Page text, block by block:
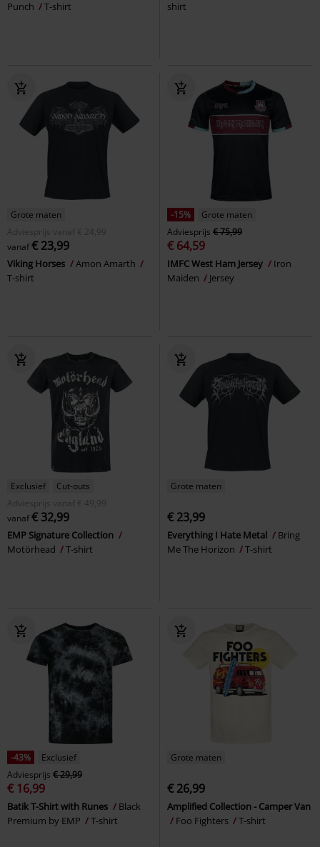
Punch T-shirt shirt
Grote maten
Adviesprijs
vanaf € 24,99
vanaf€ 23,99
Viking Horses
Amon Amarth
T-shirt
-15%
Grote maten
Adviesprijs € 75,99
€ 64,59
IMFC West Ham Jersey
Iron
Maiden
Jersey
Exclusief
Cut-outs
Adviesprijs
vanaf € 49,99
vanaf€ 32,99
EMP Signature Collection
Motörhead
T-shirt
Grote maten
€ 23,99
Everything I Hate Metal
Bring
Me The Horizon
T-shirt
-43%
Exclusief
Adviesprijs € 29,99
€ 16,99
Batik T-Shirt with Runes
Black
Premium by EMP
T-shirt
Grote maten
€ 26,99
Amplified Collection - Camper Van
Foo Fighters
T-shirt